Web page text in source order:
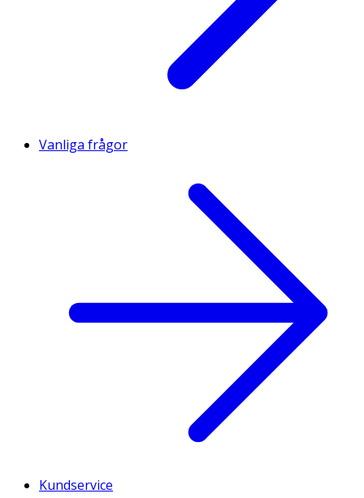
Vanliga frågor
Kundservice